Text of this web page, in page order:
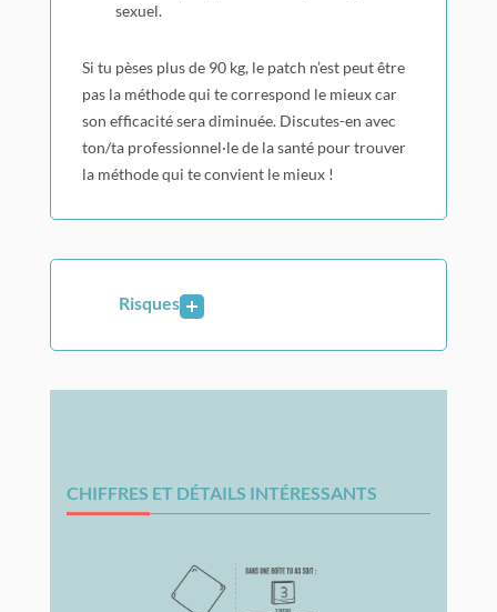
sexuel.
Si tu pèses plus de 90 kg, le patch n’est peut être
pas la méthode qui te correspond le mieux car
son efficacité sera diminuée. Discutes-en avec
ton/ta professionnel·le de la santé pour trouver
la méthode qui te convient le mieux !
Risques
CHIFFRES ET DÉTAILS INTÉRESSANTS